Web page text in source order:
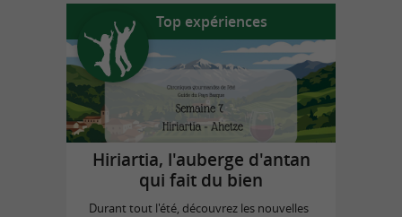
Top expériences
Hiriartia, l'auberge d'antan
qui fait du bien
Durant tout l'été, découvrez les nouvelles